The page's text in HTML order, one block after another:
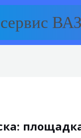
ВАЗ